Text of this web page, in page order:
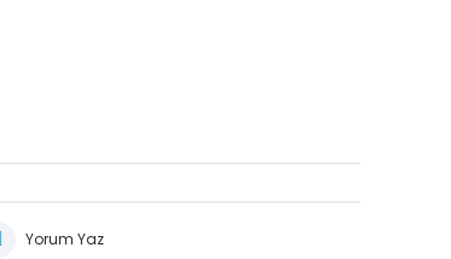
Yorum Yaz